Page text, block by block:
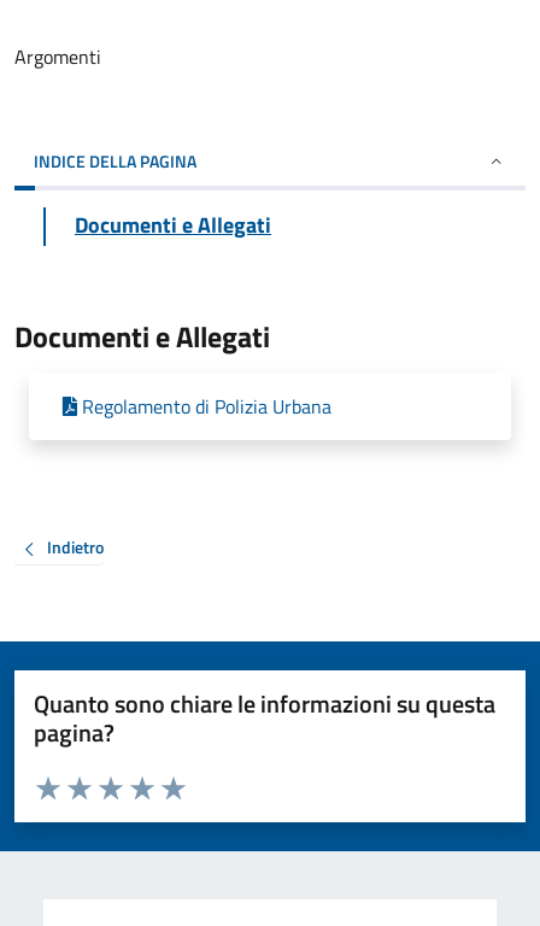
Argomenti
INDICE DELLA PAGINA
Documenti e Allegati
Documenti e Allegati
Regolamento di Polizia Urbana
Indietro
Quanto sono chiare le informazioni su questa
pagina?
Valuta da 1 a 5 stelle la pagina
Valuta 5 stelle su 5
Valuta 4 stelle su 5
Valuta 3 stelle su 5
Valuta 2 stelle su 5
Valuta 1 stelle su 5